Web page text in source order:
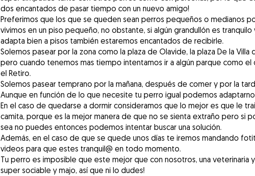
dos encantados de pasar tiempo con un nuevo amigo!
Preferimos que los que se queden sean perros pequeños o medianos
vivimos en un piso pequeño, no obstante, si algún grandullón es tranquilo
adapta bien a pisos también estaremos encantados de recibirle.
Solemos pasear por la zona como la plaza de Olavide, la plaza De la Villa
pero cuando tenemos mas tiempo intentamos ir a algún parque como el
el Retiro.
Solemos pasear temprano por la mañana, después de comer y por la
Aunque en función de lo que necesite tu perro igual podemos
En el caso de quedarse a dormir consideramos que lo mejor es que le
camita, porque es la mejor manera de que no se sienta extraño pero si
sea no puedes entonces podemos intentar buscar una solución.
Además, en el caso de que se quede unos días te iremos mandando
videos para que estes tranquil@ en todo momento.
Tu perro es imposible que este mejor que con nosotros, una veterinaria
super sociable y majo, así que ni lo dudes!